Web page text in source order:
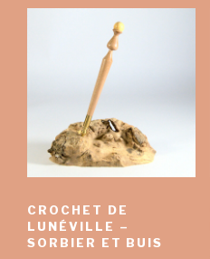
CROCHET DE
LUNÉVILLE –
SORBIER ET BUIS